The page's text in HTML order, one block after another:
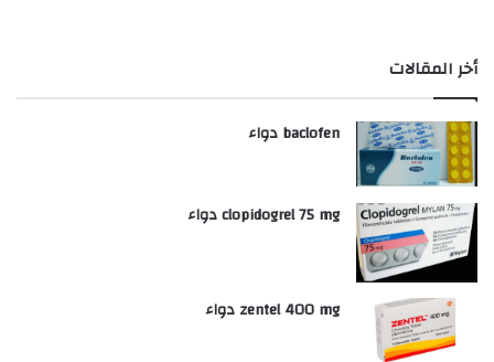
أخر المقالات
baclofen دواء
clopidogrel 75 mg دواء
zentel 400 mg دواء